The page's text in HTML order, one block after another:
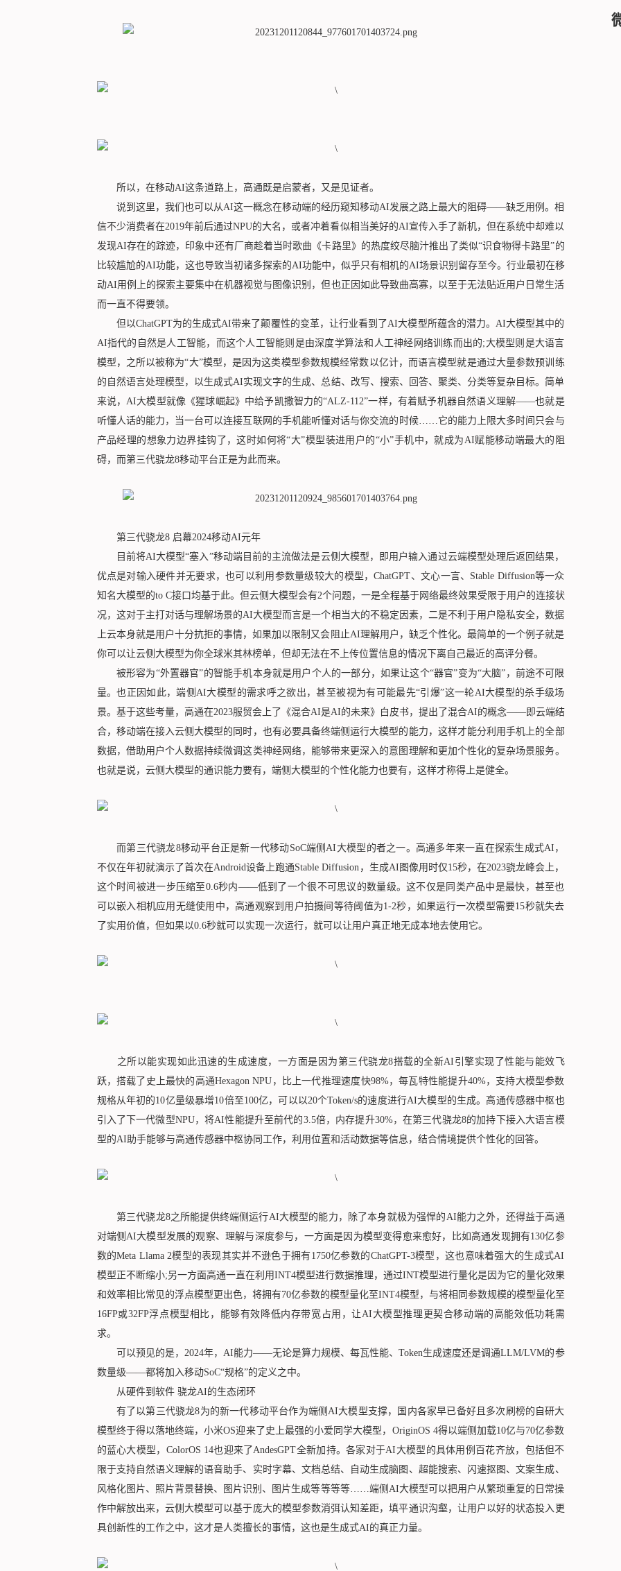
所以，在移动AI这条道路上，高通既是启蒙者，又是见证者。
说到这里，我们也可以从AI这一概念在移动端的经历窥知移动AI发展之路上最大的阻碍——缺乏用例。相
信不少消费者在2019年前后通过NPU的大名，或者冲着看似相当美好的AI宣传入手了新机，但在系统中却难以
发现AI存在的踪迹，印象中还有厂商趁着当时歌曲《卡路里》的热度绞尽脑汁推出了类似“识食物得卡路里”的
比较尴尬的AI功能，这也导致当初诸多探索的AI功能中，似乎只有相机的AI场景识别留存至今。行业最初在移
动AI用例上的探索主要集中在机器视觉与图像识别，但也正因如此导致曲高寡，以至于无法贴近用户日常生活
而一直不得要领。
但以ChatGPT为的生成式AI带来了颠覆性的变革，让行业看到了AI大模型所蕴含的潜力。AI大模型其中的
AI指代的自然是人工智能，而这个人工智能则是由深度学算法和人工神经网络训练而出的;大模型则是大语言
模型，之所以被称为“大”模型，是因为这类模型参数规模经常数以亿计，而语言模型就是通过大量参数预训练
的自然语言处理模型，以生成式AI实现文字的生成、总结、改写、搜索、回答、聚类、分类等复杂目标。简单
来说，AI大模型就像《猩球崛起》中给予凯撒智力的“ALZ-112”一样，有着赋予机器自然语义理解——也就是
听懂人话的能力，当一台可以连接互联网的手机能听懂对话与你交流的时候……它的能力上限大多时间只会与
产品经理的想象力边界挂钩了，这时如何将“大”模型装进用户的“小”手机中，就成为AI赋能移动端最大的阻
碍，而第三代骁龙8移动平台正是为此而来。
第三代骁龙8 启幕2024移动AI元年
目前将AI大模型“塞入”移动端目前的主流做法是云侧大模型，即用户输入通过云端模型处理后返回结果，
优点是对输入硬件并无要求，也可以利用参数量级较大的模型，ChatGPT、文心一言、Stable Diffusion等一众
知名大模型的to C接口均基于此。但云侧大模型会有2个问题，一是全程基于网络最终效果受限于用户的连接状
况，这对于主打对话与理解场景的AI大模型而言是一个相当大的不稳定因素，二是不利于用户隐私安全，数据
上云本身就是用户十分抗拒的事情，如果加以限制又会阻止AI理解用户，缺乏个性化。最简单的一个例子就是
你可以让云侧大模型为你全球米其林榜单，但却无法在不上传位置信息的情况下离自己最近的高评分餐。
被形容为“外置器官”的智能手机本身就是用户个人的一部分，如果让这个“器官”变为“大脑”，前途不可限
量。也正因如此，端侧AI大模型的需求呼之欲出，甚至被视为有可能最先“引爆”这一轮AI大模型的杀手级场
景。基于这些考量，高通在2023服贸会上了《混合AI是AI的未来》白皮书，提出了混合AI的概念——即云端结
合，移动端在接入云侧大模型的同时，也有必要具备终端侧运行大模型的能力，这样才能分利用手机上的全部
数据，借助用户个人数据持续微调这类神经网络，能够带来更深入的意图理解和更加个性化的复杂场景服务。
也就是说，云侧大模型的通识能力要有，端侧大模型的个性化能力也要有，这样才称得上是健全。
而第三代骁龙8移动平台正是新一代移动SoC端侧AI大模型的者之一。高通多年来一直在探索生成式AI，
不仅在年初就演示了首次在Android设备上跑通Stable Diffusion，生成AI图像用时仅15秒，在2023骁龙峰会上，
这个时间被进一步压缩至0.6秒内——低到了一个很不可思议的数量级。这不仅是同类产品中是最快，甚至也
可以嵌入相机应用无缝使用中，高通观察到用户拍摄间等待阈值为1-2秒，如果运行一次模型需要15秒就失去
了实用价值，但如果以0.6秒就可以实现一次运行，就可以让用户真正地无成本地去使用它。
之所以能实现如此迅速的生成速度，一方面是因为第三代骁龙8搭载的全新AI引擎实现了性能与能效飞
跃，搭载了史上最快的高通Hexagon NPU，比上一代推理速度快98%，每瓦特性能提升40%，支持大模型参数
规格从年初的10亿量级暴增10倍至100亿，可以以20个Token/s的速度进行AI大模型的生成。高通传感器中枢也
引入了下一代微型NPU，将AI性能提升至前代的3.5倍，内存提升30%，在第三代骁龙8的加持下接入大语言模
型的AI助手能够与高通传感器中枢协同工作，利用位置和活动数据等信息，结合情境提供个性化的回答。
第三代骁龙8之所能提供终端侧运行AI大模型的能力，除了本身就极为强悍的AI能力之外，还得益于高通
对端侧AI大模型发展的观察、理解与深度参与，一方面是因为模型变得愈来愈好，比如高通发现拥有130亿参
数的Meta Llama 2模型的表现其实并不逊色于拥有1750亿参数的ChatGPT-3模型，这也意味着强大的生成式AI
模型正不断缩小;另一方面高通一直在利用INT4模型进行数据推理，通过INT模型进行量化是因为它的量化效果
和效率相比常见的浮点模型更出色，将拥有70亿参数的模型量化至INT4模型，与将相同参数规模的模型量化至
16FP或32FP浮点模型相比，能够有效降低内存带宽占用，让AI大模型推理更契合移动端的高能效低功耗需
求。
可以预见的是，2024年，AI能力——无论是算力规模、每瓦性能、Token生成速度还是调通LLM/LVM的参
数量级——都将加入移动SoC“规格”的定义之中。
从硬件到软件 骁龙AI的生态闭环
有了以第三代骁龙8为的新一代移动平台作为端侧AI大模型支撑，国内各家早已备好且多次刷榜的自研大
模型终于得以落地终端，小米OS迎来了史上最强的小爱同学大模型，OriginOS 4得以端侧加载10亿与70亿参数
的蓝心大模型，ColorOS 14也迎来了AndesGPT全新加持。各家对于AI大模型的具体用例百花齐放，包括但不
限于支持自然语义理解的语音助手、实时字幕、文档总结、自动生成脑图、超能搜索、闪速抠图、文案生成、
风格化图片、照片背景替换、图片识别、图片生成等等等等……端侧AI大模型可以把用户从繁琐重复的日常操
作中解放出来，云侧大模型可以基于庞大的模型参数消弭认知差距，填平通识沟壑，让用户以好的状态投入更
具创新性的工作之中，这才是人类擅长的事情，这也是生成式AI的真正力量。